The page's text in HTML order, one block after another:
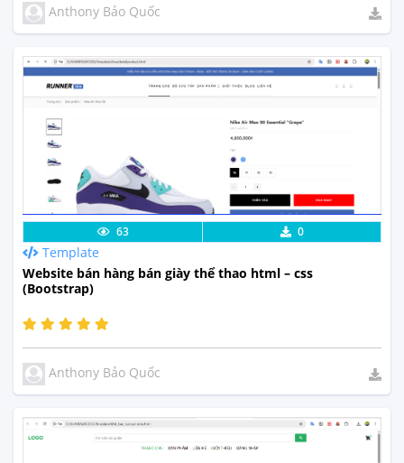
Anthony Bảo Quốc
Lưu code Xem Thực Tế
63 0
Template
Website bán hàng bán giày thể thao html – css
(Bootstrap)
Anthony Bảo Quốc